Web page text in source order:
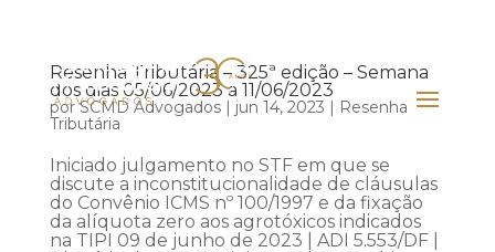
Resenha Tributária – 325ª edição – Semana
dos dias 05/06/2023 a 11/06/2023
porSCMD Advogados| jun 14, 2023 | Resenha
Tributária
Iniciado julgamento no STF em que se
discute a inconstitucionalidade de cláusulas
do Convênio ICMS nº 100/1997 e da fixação
da alíquota zero aos agrotóxicos indicados
na TIPI 09 de junho de 2023 | ADI 5.553/DF |